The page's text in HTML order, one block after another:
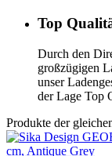
Top
Durch den
großzügigen
unser
der Lage Top
Produkte der